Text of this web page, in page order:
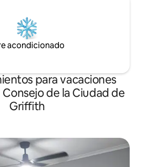
acondicionado
para vacaciones
de la Ciudad de
Griffith